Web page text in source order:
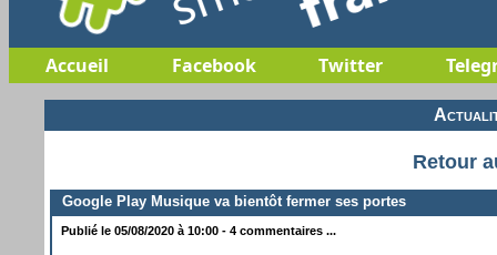
Accueil Facebook Twitter
Retour
Google Play Musique va bientôt fermer ses portes
Publié le 05/08/2020 à 10:00 - 4 commentaires ...